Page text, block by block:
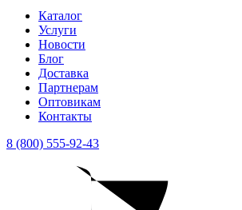
Каталог
Услуги
Новости
Блог
Доставка
Партнерам
Оптовикам
Контакты
8 (800) 555-92-43